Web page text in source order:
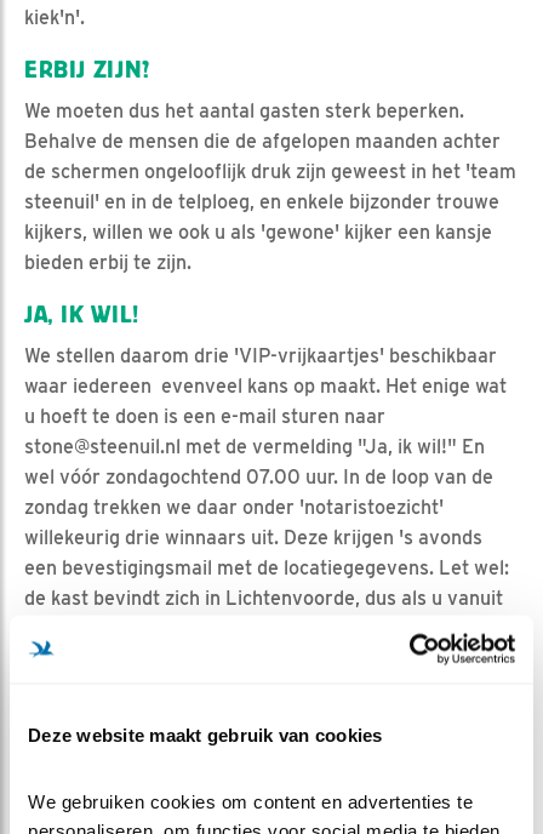
Deze website maakt gebruik van cookies
We gebruiken cookies om content en advertenties te
kiek'n'.
ERBIJ ZIJN?
We moeten dus het aantal gasten sterk beperken.
Behalve de mensen die de afgelopen maanden achter
de schermen ongelooflijk druk zijn geweest in het 'team
steenuil' en in de telploeg, en enkele bijzonder trouwe
kijkers, willen we ook u als 'gewone' kijker een kansje
bieden erbij te zijn.
JA, IK WIL!
We stellen daarom drie 'VIP-vrijkaartjes' beschikbaar
waar iedereen evenveel kans op maakt. Het enige wat
u hoeft te doen is een e-mail sturen naar
stone@steenuil.nl met de vermelding "Ja, ik wil!" En
wel vóór zondagochtend 07.00 uur. In de loop van de
zondag trekken we daar onder 'notaristoezicht'
willekeurig drie winnaars uit. Deze krijgen 's avonds
een bevestigingsmail met de locatiegegevens. Let wel:
de kast bevindt zich in Lichtenvoorde, dus als u vanuit
Roodeschool of Sint Kruis moet komen, houd dan
rekening met enige aanrijtijd. Woont u in België,